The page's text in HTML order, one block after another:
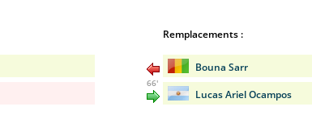
Remplacements :
Bouna Sarr
66'
Lucas Ariel Ocampos